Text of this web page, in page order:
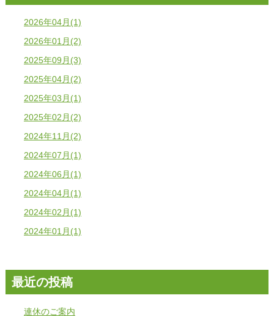
2026年04月(1)
2026年01月(2)
2025年09月(3)
2025年04月(2)
2025年03月(1)
2025年02月(2)
2024年11月(2)
2024年07月(1)
2024年06月(1)
2024年04月(1)
2024年02月(1)
2024年01月(1)
最近の投稿
連休のご案内